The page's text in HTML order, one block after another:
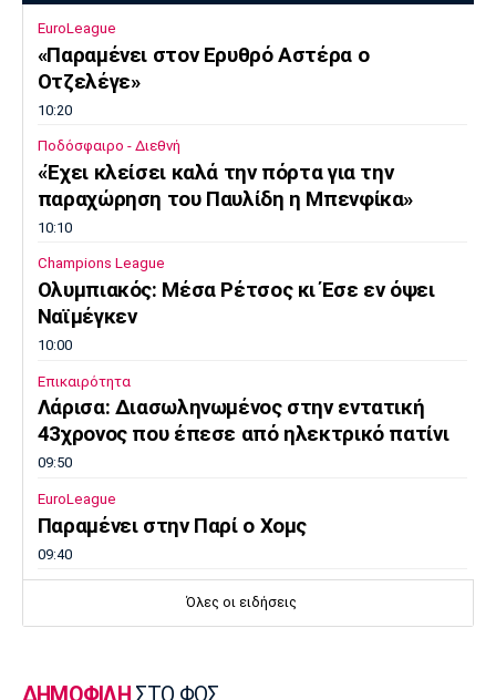
EuroLeague
«Παραμένει στον Ερυθρό Αστέρα ο
Οτζελέγε»
10:20
Ποδόσφαιρο - Διεθνή
«Έχει κλείσει καλά την πόρτα για την
παραχώρηση του Παυλίδη η Μπενφίκα»
10:10
Champions League
Ολυμπιακός: Μέσα Ρέτσος κι Έσε εν όψει
Ναϊμέγκεν
10:00
Επικαιρότητα
Λάρισα: Διασωληνωμένος στην εντατική
43χρονος που έπεσε από ηλεκτρικό πατίνι
09:50
EuroLeague
Παραμένει στην Παρί ο Χομς
09:40
L’Equipe: «Στο κενό πρόταση 115 εκατ. ευρώ
Όλες οι ειδήσεις